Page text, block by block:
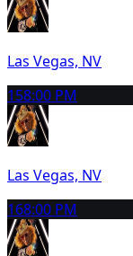
Las Vegas, NV
158:00 PM
Las Vegas, NV
168:00 PM